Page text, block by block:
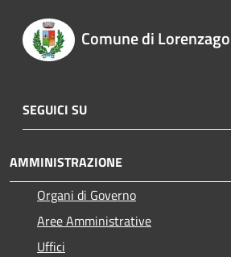
Comune di
SEGUICI SU
AMMINISTRAZIONE
Organi di Governo
Aree Amministrative
Uffici